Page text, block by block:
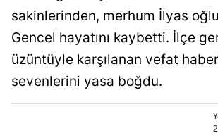
sakinlerinden, merhum İlyas
Gencel hayatını kaybetti. İlçe
üzüntüyle karşılanan vefat
sevenlerini yasa boğdu.